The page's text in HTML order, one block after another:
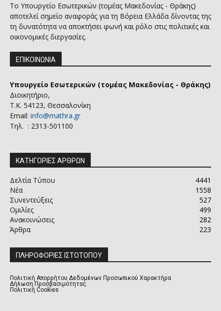
Το Υπουργείο Εσωτερικών (τομέας Μακεδονίας - Θράκης)
αποτελεί σημείο αναφοράς για τη Βόρεια Ελλάδα δίνοντας της
τη δυνατότητα να αποκτήσει φωνή και ρόλο στις πολιτικές και
οικονομικές διεργασίες.
ΕΠΙΚΟΙΝΩΝΙΑ
Υπουργείο Εσωτερικών (τομέας Μακεδονίας - Θράκης)
Διοικητήριο,
Τ.Κ. 54123, Θεσσαλονίκη
Email: info@mathra.gr
Τηλ. : 2313-501100
ΚΑΤΗΓΟΡΙΕΣ ΑΡΘΡΩΝ
Δελτία Τύπου
4441
Νέα
1558
Συνεντεύξεις
527
Ομιλίες
499
Ανακοινώσεις
282
Άρθρα
223
ΠΛΗΡΟΦΟΡΙΕΣ ΙΣΤΟΤΟΠΟΥ
Πολιτική Απορρήτου Δεδομένων Προσωπικού Χαρακτήρα
Δήλωση Προσβασιμότητας
Πολιτική Cookies